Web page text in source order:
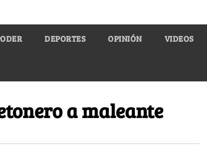
DEPORTES OPINIÓN VIDEOS
a maleante